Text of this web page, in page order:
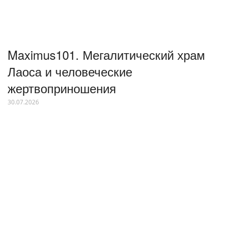
Maximus101. Мегалитический храм
Лаоса и человеческие
жертвоприношения
30.07.2026